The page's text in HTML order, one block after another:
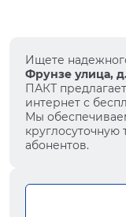
Ищете
Фрунзе улица,
ПАКТ
интернет с
Мы
круглосуточную
абонентов.